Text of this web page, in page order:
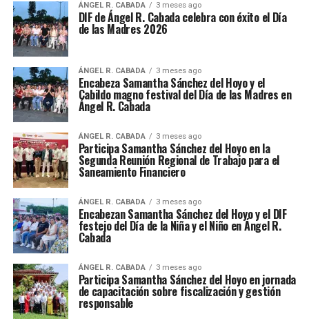
ÁNGEL R. CABADA 3 meses ago
DIF de Ángel R. Cabada celebra con éxito el Día
de las Madres 2026
ÁNGEL R. CABADA 3 meses ago
Encabeza Samantha Sánchez del Hoyo y el
Cabildo magno festival del Día de las Madres en
Ángel R. Cabada
ÁNGEL R. CABADA 3 meses ago
Participa Samantha Sánchez del Hoyo en la
Segunda Reunión Regional de Trabajo para el
Saneamiento Financiero
ÁNGEL R. CABADA 3 meses ago
Encabezan Samantha Sánchez del Hoyo y el DIF
festejo del Día de la Niña y el Niño en Ángel R.
Cabada
ÁNGEL R. CABADA 3 meses ago
Participa Samantha Sánchez del Hoyo en jornada
de capacitación sobre fiscalización y gestión
responsable